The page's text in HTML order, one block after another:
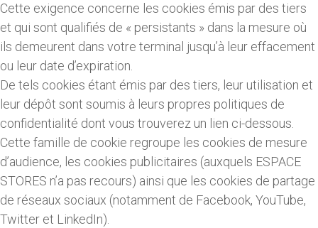
Cette exigence concerne les cookies émis par des tiers
et qui sont qualifiés de « persistants » dans la mesure où
ils demeurent dans votre terminal jusqu’à leur effacement
ou leur date d’expiration.
De tels cookies étant émis par des tiers, leur utilisation et
leur dépôt sont soumis à leurs propres politiques de
confidentialité dont vous trouverez un lien ci-dessous.
Cette famille de cookie regroupe les cookies de mesure
d’audience, les cookies publicitaires (auxquels ESPACE
STORES n’a pas recours) ainsi que les cookies de partage
de réseaux sociaux (notamment de Facebook, YouTube,
Twitter et LinkedIn).